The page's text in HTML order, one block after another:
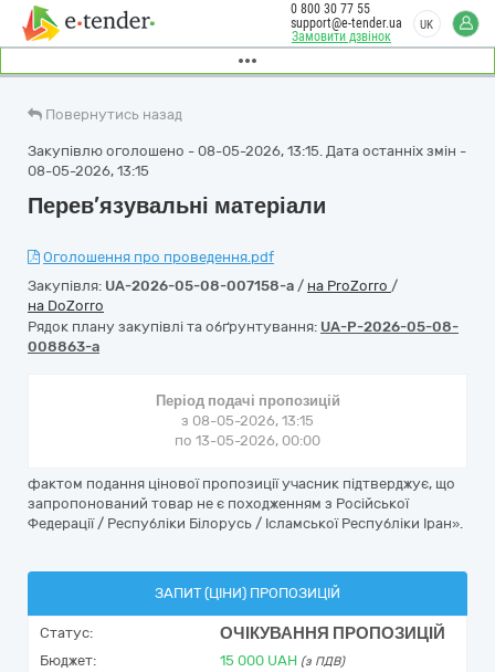
Замовити дзвінок
0 800 30 77 55
support@e-tender.ua
UK
Повернутись назад
Закупівлю оголошено - 08-05-2026, 13:15. Дата останніх змін -
08-05-2026, 13:15
Перев’язувальні матеріали
Оголошення про проведення.pdf
Закупівля: UA-2026-05-08-007158-a / на ProZorro /
на DoZorro
Рядок плану закупівлі та обґрунтування: UA-P-2026-05-08-
008863-a
Період подачі пропозицій
з 08-05-2026, 13:15
по 13-05-2026, 00:00
фактом подання цінової пропозиції учасник підтверджує, що
запропонований товар не є походженням з Російської
Федерації / Республіки Білорусь / Ісламської Республіки Іран».
ЗАПИТ (ЦІНИ) ПРОПОЗИЦІЙ
Статус: ОЧІКУВАННЯ ПРОПОЗИЦІЙ
Бюджет: 15 000 UAH (з ПДВ)